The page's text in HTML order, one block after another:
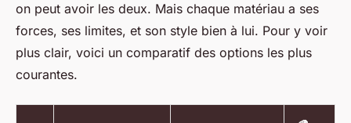
on peut avoir les deux. Mais chaque matériau a ses
forces, ses limites, et son style bien à lui. Pour y voir
plus clair, voici un comparatif des options les plus
courantes.